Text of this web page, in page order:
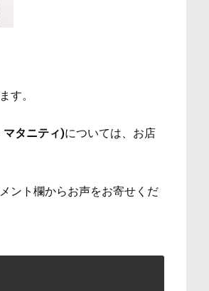
す。
マタニティ)については、お店
ント欄からお声をお寄せくだ